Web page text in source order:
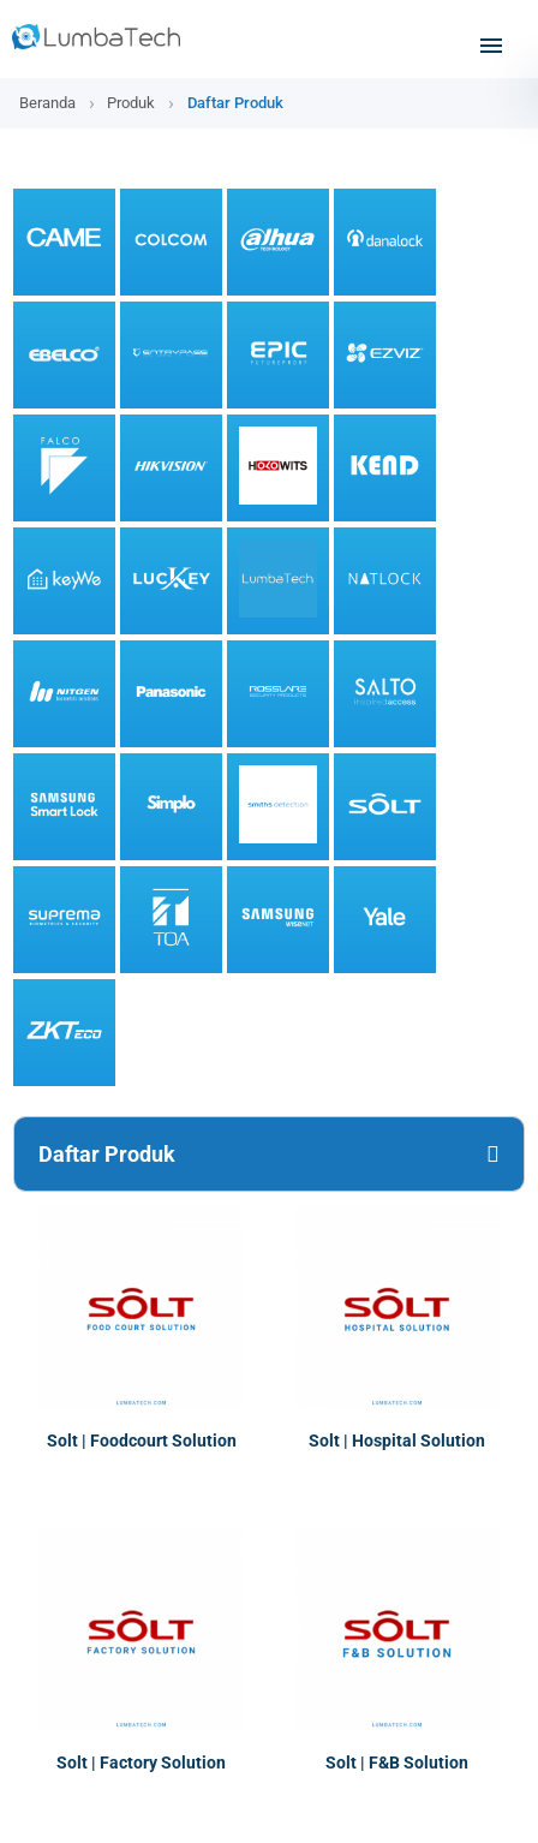
Beranda Produk Daftar Produk
Daftar Produk
Solt | Foodcourt Solution Solt | Hospital Solution
Solt | Factory Solution Solt | F&B Solution